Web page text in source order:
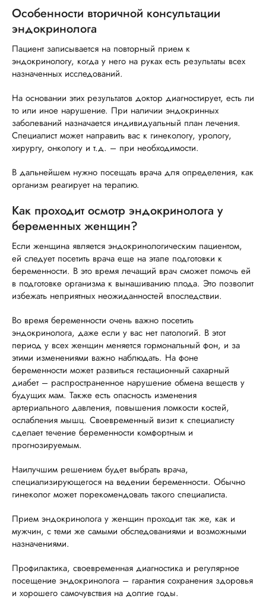
Особенности вторичной консультации
эндокринолога
Пациент записывается на повторный прием к
эндокринологу, когда у него на руках есть результаты всех
назначенных исследований.
На основании этих результатов доктор диагностирует, есть ли
то или иное нарушение. При наличии эндокринных
заболеваний назначается индивидуальный план лечения.
Специалист может направить вас к гинекологу, урологу,
хирургу, онкологу и т.д. – при необходимости.
В дальнейшем нужно посещать врача для определения, как
организм реагирует на терапию.
Как проходит осмотр эндокринолога у
беременных женщин?
Если женщина является эндокринологическим пациентом,
ей следует посетить врача еще на этапе подготовки к
беременности. В это время лечащий врач сможет помочь ей
в подготовке организма к вынашиванию плода. Это позволит
избежать неприятных неожиданностей впоследствии.
Во время беременности очень важно посетить
эндокринолога, даже если у вас нет патологий. В этот
период у всех женщин меняется гормональный фон, и за
этими изменениями важно наблюдать. На фоне
беременности может развиться гестационный сахарный
диабет – распространенное нарушение обмена веществ у
будущих мам. Также есть опасность изменения
артериального давления, повышения ломкости костей,
ослабления мышц. Своевременный визит к специалисту
сделает течение беременности комфортным и
прогнозируемым.
Наилучшим решением будет выбрать врача,
специализирующегося на ведении беременности. Обычно
гинеколог может порекомендовать такого специалиста.
Прием эндокринолога у женщин проходит так же, как и
мужчин, с теми же самыми обследованиями и возможными
назначениями.
Профилактика, своевременная диагностика и регулярное
посещение эндокринолога – гарантия сохранения здоровья
и хорошего самочувствия на долгие годы.